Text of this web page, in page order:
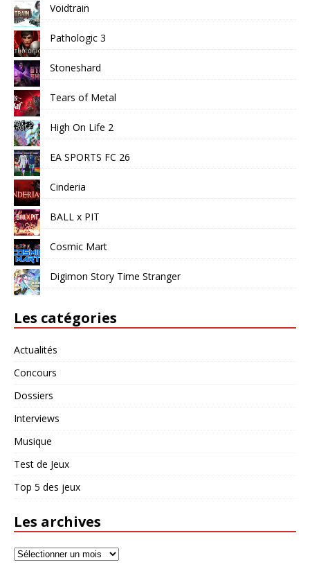
Voidtrain
Pathologic 3
Stoneshard
Tears of Metal
High On Life 2
EA SPORTS FC 26
Cinderia
BALL x PIT
Cosmic Mart
Digimon Story Time Stranger
Les catégories
Actualités
Concours
Dossiers
Interviews
Musique
Test de Jeux
Top 5 des jeux
Les archives